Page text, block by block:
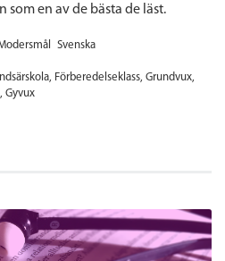
en av de bästa de läst.
Svenska
Förberedelseklass Grundvux
Gyvux